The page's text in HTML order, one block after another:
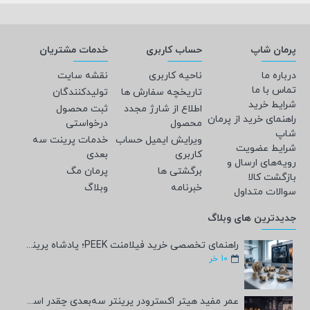
پرمان شاپ
درباره ما
تماس با ما
شرایط خرید
راهنمای خرید از پرمان
شاپ
شرایط عضویت
رویه‌های ارسال و
بازگشت کالا
سوالات متداول
حساب کاربری
ناحیه کاربری
تاریخچه سفارش ها
اطلاع از شارژ مجدد
محصول
ویرایش ایمیل حساب
کاربری
برگشتی ها
خبرنامه
خدمات مشتریان
نقشه سایت
تولیدکنندگان
ثبت محصول
درخواستی
خدمات پرینت سه
بعدی
پرمان مگ
وبلاگ
جدیدترین های وبلاگ
راهنمای تخصصی خرید فیلامنت PEEK؛ پادشاه پرینت سه‌بعدی صنعتی و پزشکی + مشخصات فنی
10 خر
عمر مفید هیتر اکسترودر پرینتر سه‌بعدی چقدر است؟